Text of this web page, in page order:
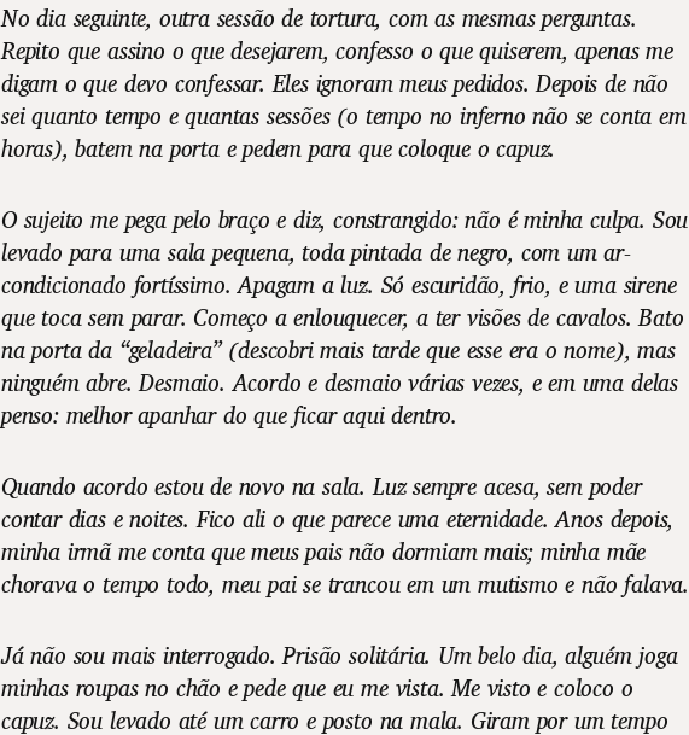
No dia seguinte, outra sessão de tortura, com as mesmas perguntas.
Repito que assino o que desejarem, confesso o que quiserem, apenas me
digam o que devo confessar. Eles ignoram meus pedidos. Depois de não
sei quanto tempo e quantas sessões (o tempo no inferno não se conta em
horas), batem na porta e pedem para que coloque o capuz.
O sujeito me pega pelo braço e diz, constrangido: não é minha culpa. Sou
levado para uma sala pequena, toda pintada de negro, com um ar-
condicionado fortíssimo. Apagam a luz. Só escuridão, frio, e uma sirene
que toca sem parar. Começo a enlouquecer, a ter visões de cavalos. Bato
na porta da “geladeira” (descobri mais tarde que esse era o nome), mas
ninguém abre. Desmaio. Acordo e desmaio várias vezes, e em uma delas
penso: melhor apanhar do que ficar aqui dentro.
Quando acordo estou de novo na sala. Luz sempre acesa, sem poder
contar dias e noites. Fico ali o que parece uma eternidade. Anos depois,
minha irmã me conta que meus pais não dormiam mais; minha mãe
chorava o tempo todo, meu pai se trancou em um mutismo e não falava.
Já não sou mais interrogado. Prisão solitária. Um belo dia, alguém joga
minhas roupas no chão e pede que eu me vista. Me visto e coloco o
capuz. Sou levado até um carro e posto na mala. Giram por um tempo